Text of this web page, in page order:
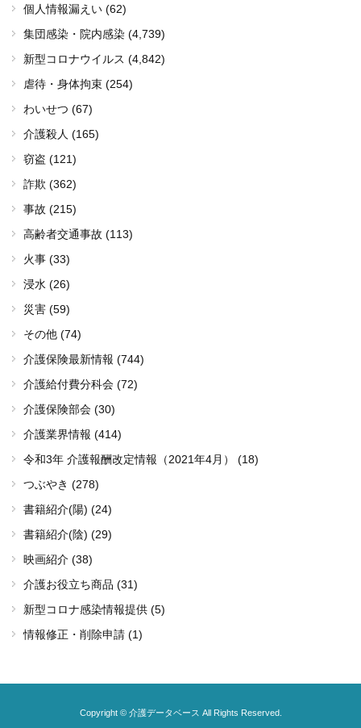
個人情報漏えい (62)
集団感染・院内感染 (4,739)
新型コロナウイルス (4,842)
虐待・身体拘束 (254)
わいせつ (67)
介護殺人 (165)
窃盗 (121)
詐欺 (362)
事故 (215)
高齢者交通事故 (113)
火事 (33)
浸水 (26)
災害 (59)
その他 (74)
介護保険最新情報 (744)
介護給付費分科会 (72)
介護保険部会 (30)
介護業界情報 (414)
令和3年 介護報酬改定情報（2021年4月） (18)
つぶやき (278)
書籍紹介(陽) (24)
書籍紹介(陰) (29)
映画紹介 (38)
介護お役立ち商品 (31)
新型コロナ感染情報提供 (5)
情報修正・削除申請 (1)
Copyright © 介護データベース All Rights Reserved.